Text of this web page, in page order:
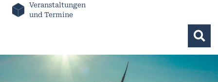
Veranstaltungen
und Termine